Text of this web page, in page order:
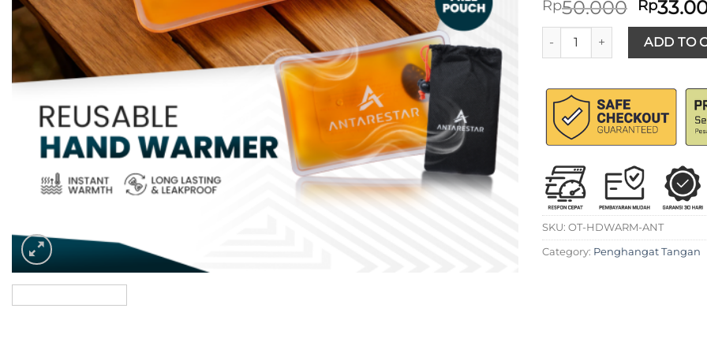
Rp50.000
price
was:
Rp
ANTARESTAR Official -
ADD TO
SKU: OT-HDWARM-ANT
Category: Penghangat Tangan